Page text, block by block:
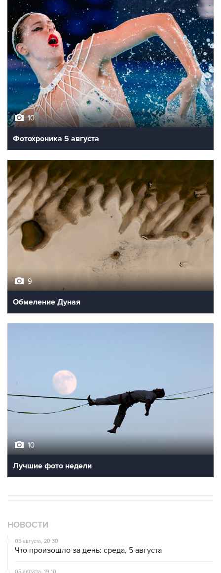
10
Фотохроника 5 августа
9
Обмеление Дуная
10
Лучшие фото недели
НОВОСТИ
05 августа, 20:30
Что произошло за день: среда, 5 августа